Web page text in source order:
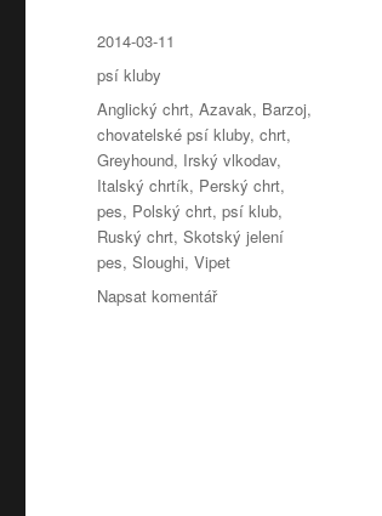
Publikováno:
2014-03-11
Rubriky:
psí kluby
Štítky:
Anglický chrt,Azavak, Barzoj,
chovatelské psí kluby,chrt,
Greyhound, Irský vlkodav,
Italský chrtík, Perský chrt,
pes, Polský chrt,psí klub,
Ruský chrt,Skotský jelení
pes,Sloughi,Vipet
Napsat komentářpro